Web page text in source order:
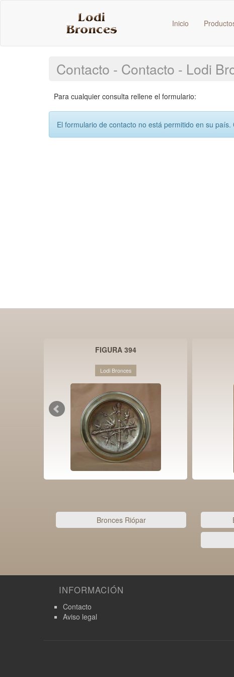
Inicio
Contacto - Contacto - Lodi
Para cualquier consulta rellene el formulario:
El formulario de contacto no está permitido en su
FIGURA 394
Lodi Bronces
Bronces Riópar
INFORMACIÓN
Contacto
Aviso legal